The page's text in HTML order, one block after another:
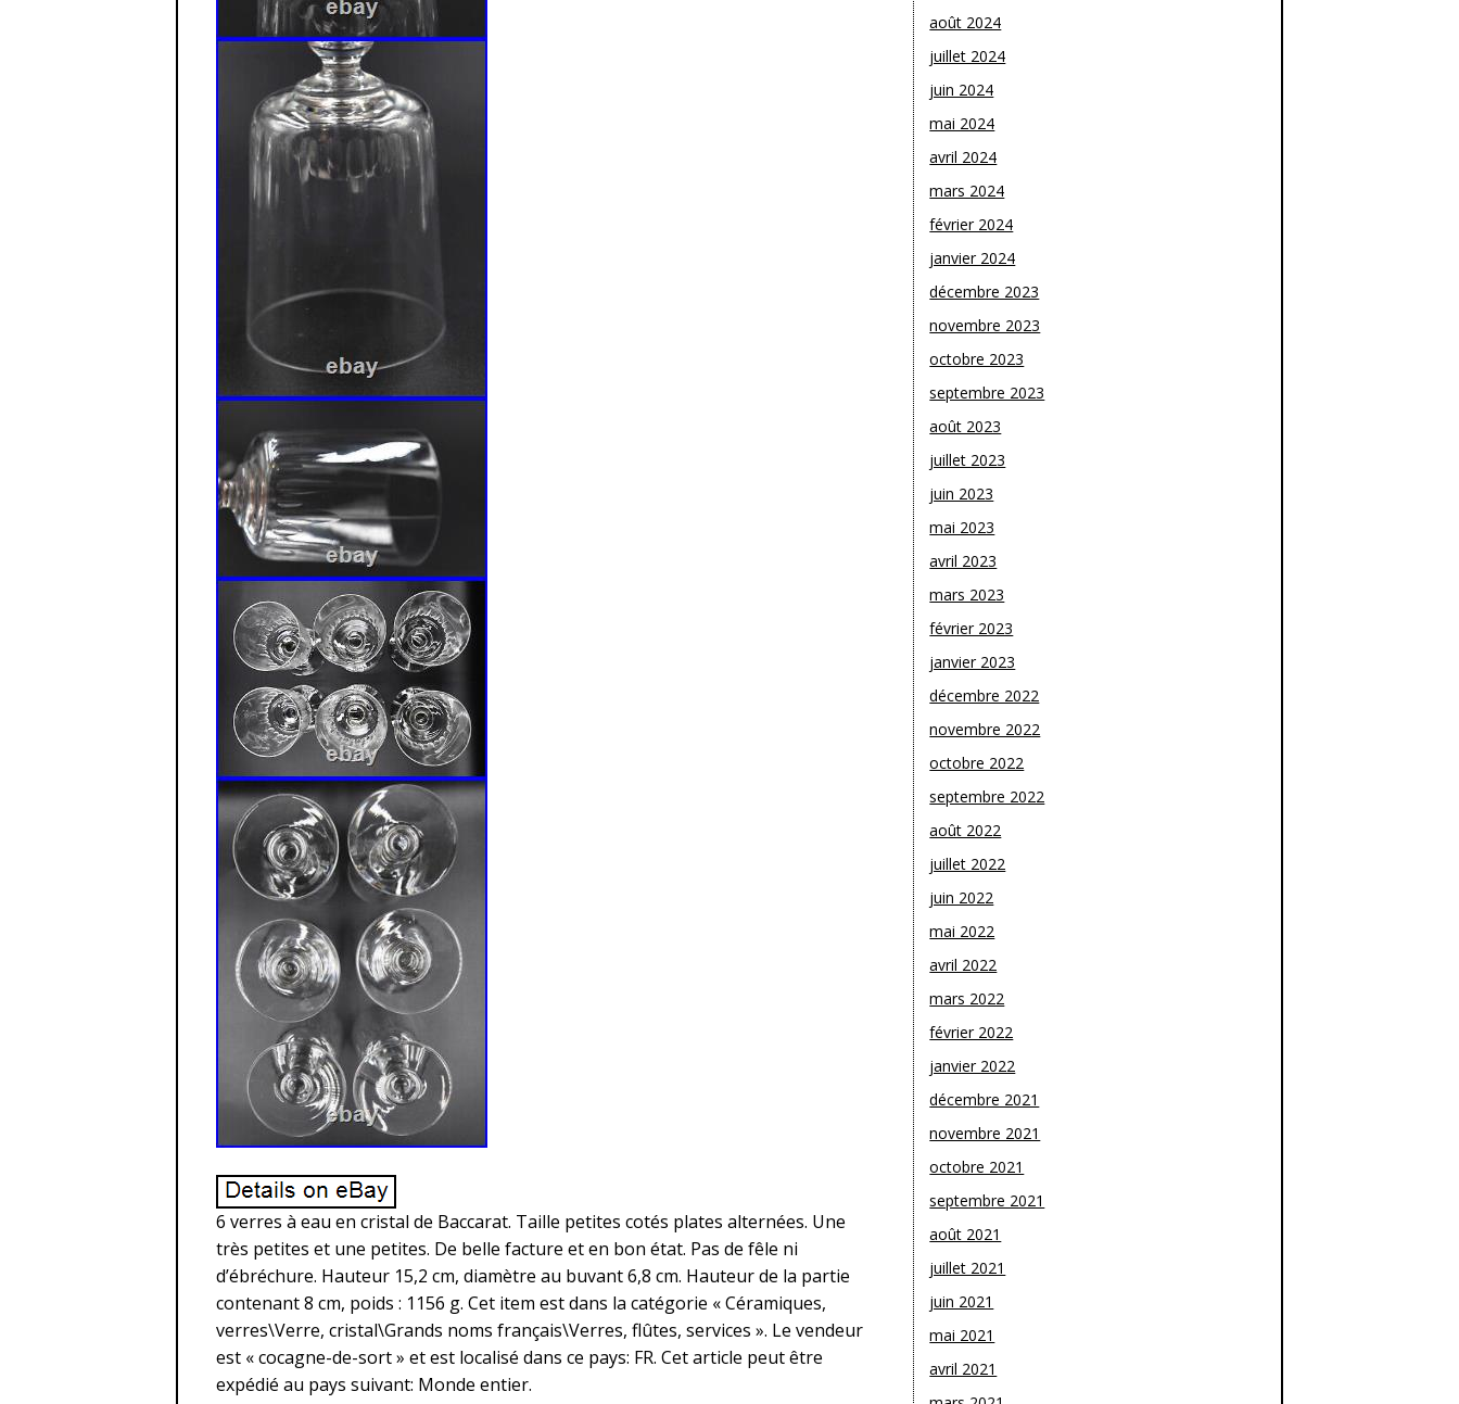
6 verres à eau en cristal de Baccarat. Taille petites cotés plates alternées. Une
très petites et une petites. De belle facture et en bon état. Pas de fêle ni
d’ébréchure. Hauteur 15,2 cm, diamètre au buvant 6,8 cm. Hauteur de la partie
contenant 8 cm, poids : 1156 g. Cet item est dans la catégorie « Céramiques,
verres\Verre, cristal\Grands noms français\Verres, flûtes, services ». Le vendeur
est « cocagne-de-sort » et est localisé dans ce pays: FR. Cet article peut être
expédié au pays suivant: Monde entier.
août 2024
juillet 2024
juin 2024
mai 2024
avril 2024
mars 2024
février 2024
janvier 2024
décembre 2023
novembre 2023
octobre 2023
septembre 2023
août 2023
juillet 2023
juin 2023
mai 2023
avril 2023
mars 2023
février 2023
janvier 2023
décembre 2022
novembre 2022
octobre 2022
septembre 2022
août 2022
juillet 2022
juin 2022
mai 2022
avril 2022
mars 2022
février 2022
janvier 2022
décembre 2021
novembre 2021
octobre 2021
septembre 2021
août 2021
juillet 2021
juin 2021
mai 2021
avril 2021